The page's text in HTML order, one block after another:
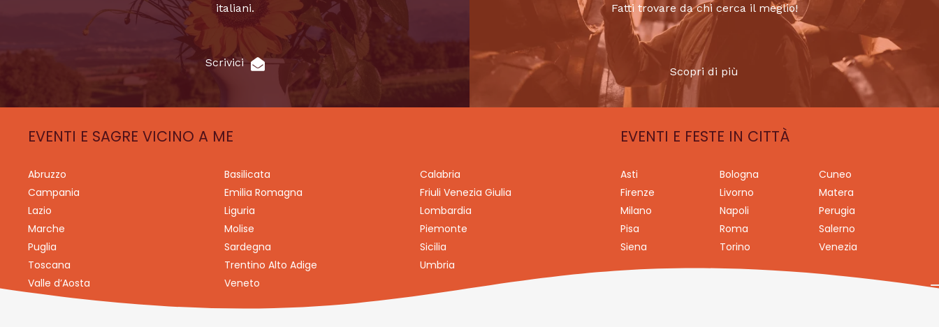
italiani.
Scrivici
Fatti trovare da chi cerca il meglio!
Scopri di più
EVENTI E SAGRE VICINO A ME
Abruzzo Basilicata
Calabria
Campania
Emilia Romagna
Friuli Venezia Giulia
Lazio
Liguria
Lombardia
Marche
Molise
Piemonte
Puglia
Sardegna
Sicilia
Toscana
Trentino Alto Adige
Umbria
Valle d’Aosta
Veneto
EVENTI E FESTE IN CITTÀ
Asti Bologna
Cuneo
Firenze
Livorno
Matera
Milano
Napoli
Perugia
Pisa
Roma
Salerno
Siena
Torino Venezia